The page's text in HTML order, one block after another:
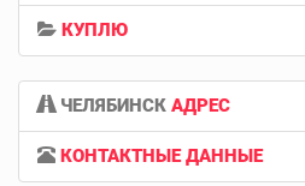
КУПЛЮ
ЧЕЛЯБИНСК АДРЕС
КОНТАКТНЫЕ ДАННЫЕ